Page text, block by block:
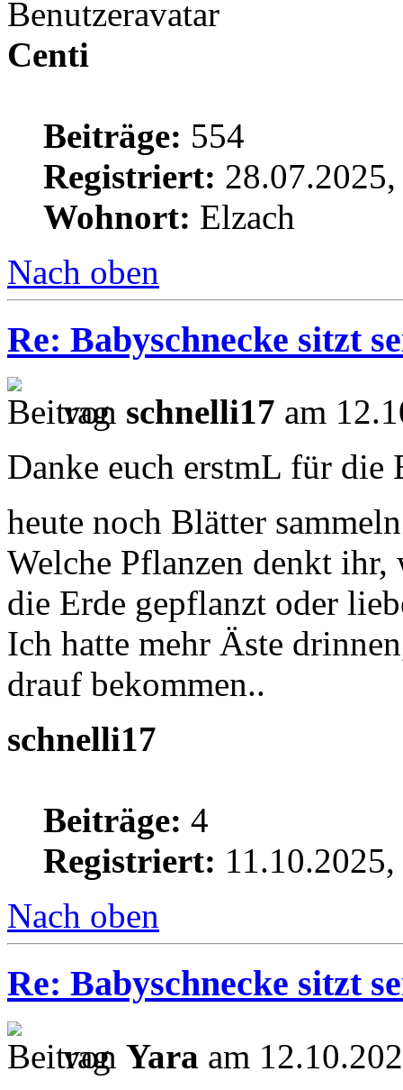
Centi
Beiträge: 554
Registriert:
Wohnort: Elzach
Nach oben
Re: Babyschnecke sitzt
von schnelli17 am
Danke euch erstmL für
heute noch Blätter
Welche Pflanzen denkt
die Erde gepflanzt oder
Ich hatte mehr Äste
drauf bekommen..
schnelli17
Beiträge: 4
Registriert:
Nach oben
Re: Babyschnecke sitzt
von Yara am